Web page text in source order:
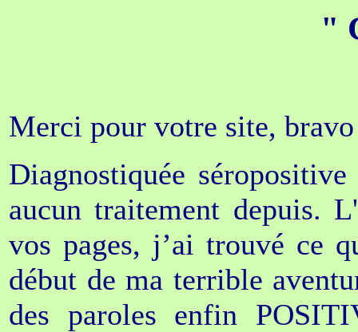
"
Merci pour votre site,
Diagnostiquée
aucun traitement depuis.
vos pages, j’ai trouvé ce
début de ma terrible
des paroles enfin